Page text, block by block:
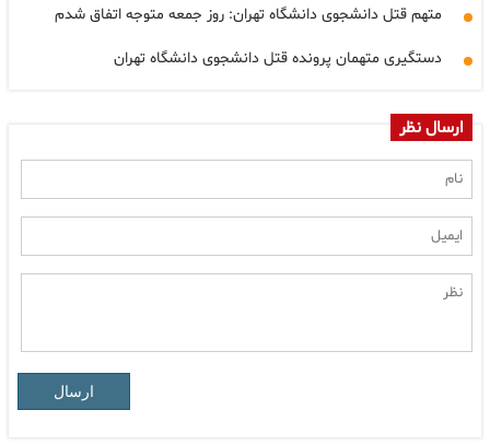
متهم قتل دانشجوی دانشگاه تهران: روز جمعه متوجه اتفاق شدم
دستگیری متهمان پرونده قتل دانشجوی دانشگاه تهران
ارسال نظر
ارسال